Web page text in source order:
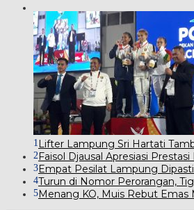
1 Lifter Lampung Sri Hartati
2 Faisol Djausal Apresiasi
3Empat Pesilat Lampung
4Turun di Nomor Perorangan,
5Menang KO, Muis Rebut